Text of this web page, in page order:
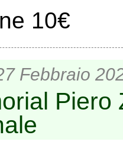
10€
Febbraio
Piero